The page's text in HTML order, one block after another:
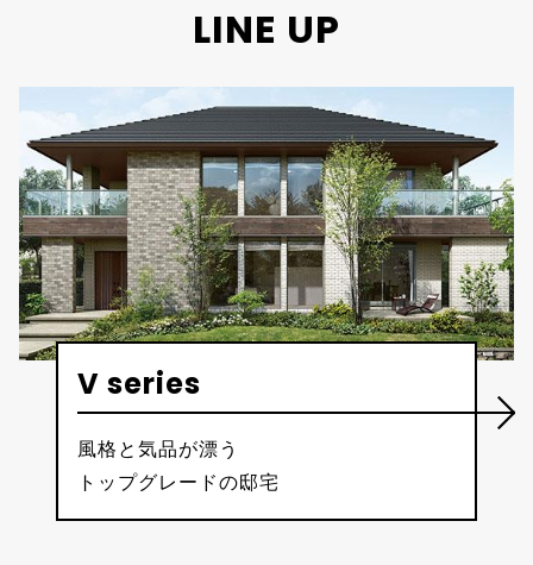
LINE UP
V series
風格と気品が漂う
トップグレードの邸宅